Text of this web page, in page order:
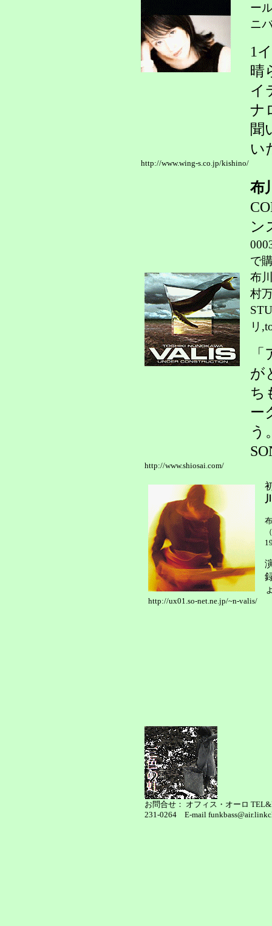
ー
ニ
1
晴
イ
ナ
聞
い
http://www.wing-s.co.jp/kishino/
布
ン
で
布
村
リ
が
ち
ー
う
http://www.shiosai.com/
http://ux01.so-net.ne.jp/~n-valis/
お問合せ： オフィス・オーロ
231-0264 E-mail